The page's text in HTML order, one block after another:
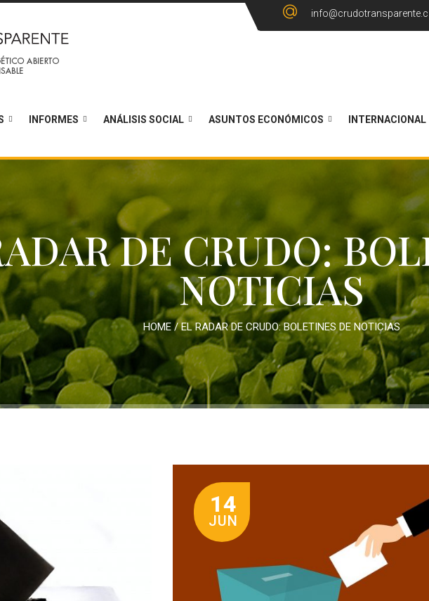
INFORMES ANÁLISIS SOCIAL ASUNTOS ECONÓMICOS INTERNACIONAL
DE CRUDO:
NOTICIAS
HOME /EL RADAR DE CRUDO: BOLETINES DE NOTICIAS
14
JUN